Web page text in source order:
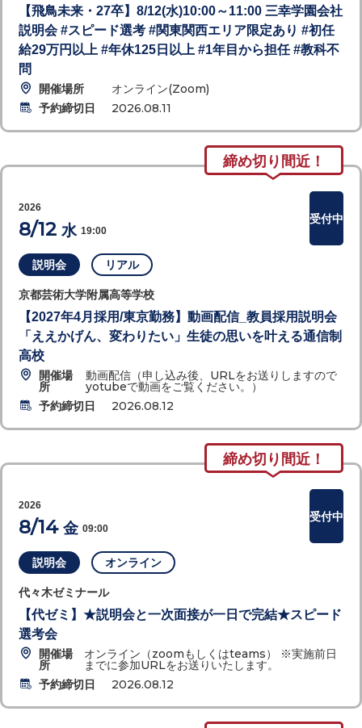
【飛鳥未来・27卒】8/12(水)10:00～11:00 三幸学園会社
説明会 #スピード選考 #関東関西エリア限定あり #初任
給29万円以上 #年休125日以上 #1年目から担任 #教科不
問
開催場所
オンライン(Zoom)
予約締切日
2026.08.11
締め切り間近！
説明会 リアル
京都芸術大学附属高等学校
【2027年4月採用/東京勤務】動画配信_教員採用説明会
「ええかげん、変わりたい」生徒の思いを叶える通信制
高校
開催場
所
動画配信（申し込み後、URLをお送りしますので
yotubeで動画をご覧ください。）
予約締切日
2026.08.12
2026
8/12 水 19:00
受付中
締め切り間近！
説明会 オンライン
代々木ゼミナール
【代ゼミ】★説明会と一次面接が一日で完結★スピード
選考会
開催場
所
オンライン（zoomもしくはteams） ※実施前日
までに参加URLをお送りいたします。
予約締切日
2026.08.12
2026
8/14 金 09:00
受付中